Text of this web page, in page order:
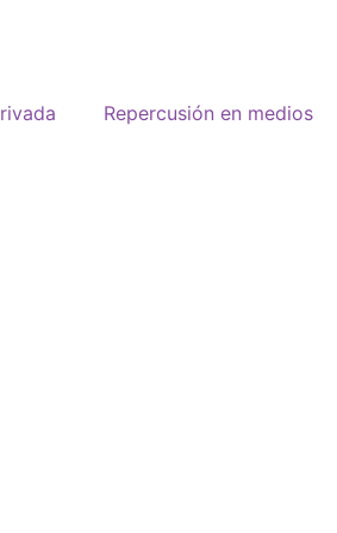
Repercusión en medios